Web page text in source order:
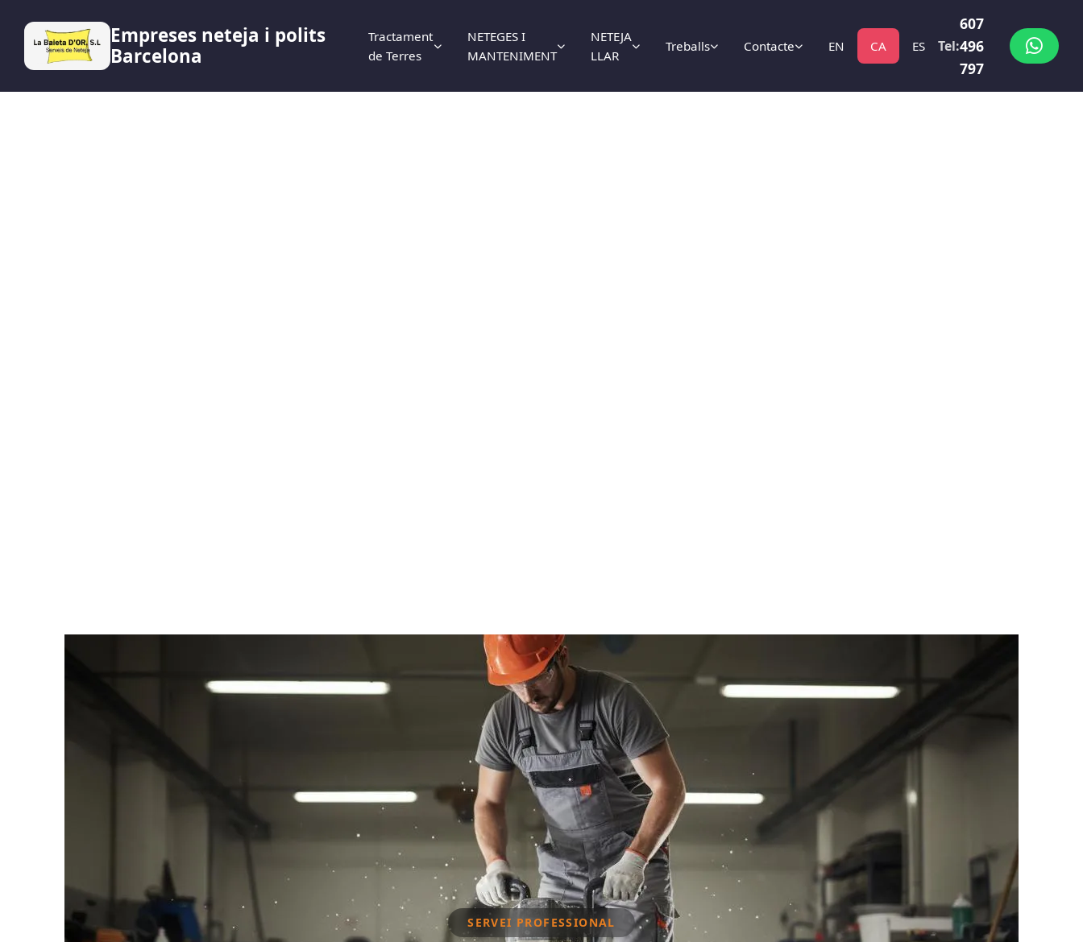
Empreses neteja i polits
Barcelona
Tractament
de Terres
NETEGES I
MANTENIMENT
NETEJA
LLAR
Treballs Contacte EN CA ES Tel:
607
496
797
SERVEI PROFESSIONAL